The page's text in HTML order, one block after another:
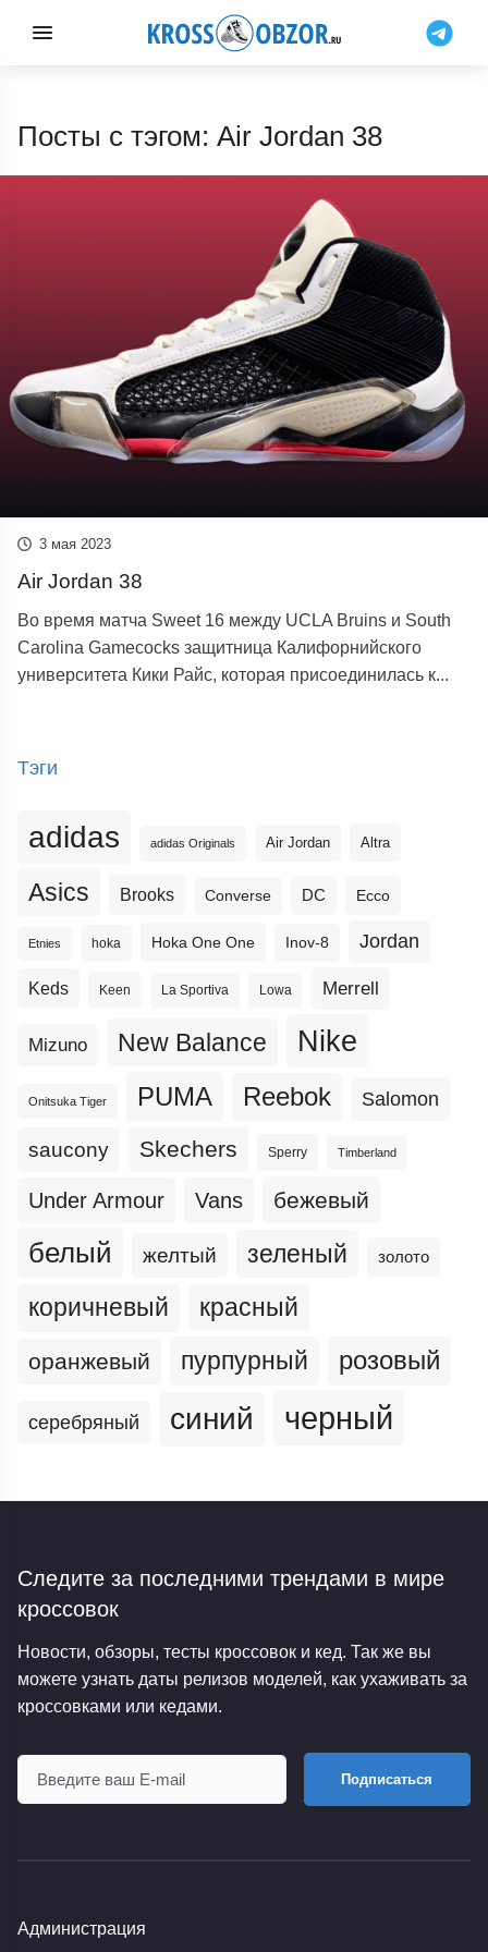
Посты с тэгом: Air Jordan 38
3 мая 2023
Air Jordan 38
Во время матча Sweet 16 между UCLA Bruins и South
Carolina Gamecocks защитница Калифорнийского
университета Кики Райс, которая присоединилась к...
Тэги
adidas adidas Originals Air Jordan Altra
Asics Brooks Converse DC Ecco
Etnies hoka Hoka One One Inov-8 Jordan
Keds Keen La Sportiva Lowa Merrell
Mizuno New Balance Nike
Onitsuka Tiger PUMA Reebok Salomon
saucony Skechers Sperry Timberland
Under Armour Vans бежевый
белый желтый зеленый золото
коричневый красный
оранжевый пурпурный розовый
серебряный синий черный
Следите за последними трендами в мире
кроссовок
Новости, обзоры, тесты кроссовок и кед. Так же вы
можете узнать даты релизов моделей, как ухаживать за
кроссовками или кедами.
Подписаться
Администрация